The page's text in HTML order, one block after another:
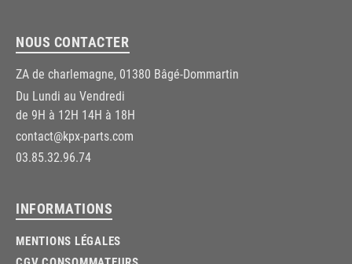
NOUS CONTACTER
ZA de charlemagne, 01380 Bâgé-Dommartin
Du Lundi au Vendredi
de 9H à 12H 14H à 18H
contact@kpx-parts.com
03.85.32.96.74
INFORMATIONS
MENTIONS LÉGALES